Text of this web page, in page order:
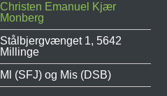
Christen Emanuel Kjær
Monberg
Stålbjergvænget 1, 5642
Millinge
Ml (SFJ) og Mis (DSB)